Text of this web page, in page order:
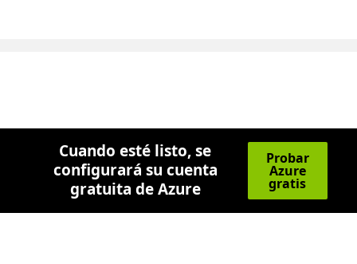
Cuando esté listo, se
configurará su cuenta
gratuita de Azure
Probar
Azure
gratis